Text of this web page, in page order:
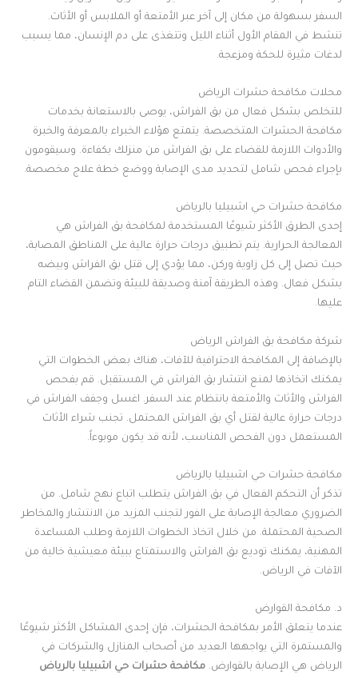
السفر بسهولة من مكان إلى آخر عبر الأمتعة أو الملابس أو الأثاث.
تنشط في المقام الأول أثناء الليل وتتغذى على دم الإنسان، مما يسبب
لدغات مثيرة للحكة ومزعجة.
محلات مكافحة حشرات الرياض
للتخلص بشكل فعال من بق الفراش، يوصى بالاستعانة بخدمات
مكافحة الحشرات المتخصصة. يتمتع هؤلاء الخبراء بالمعرفة والخبرة
والأدوات اللازمة للقضاء على بق الفراش من منزلك بكفاءة. وسيقومون
بإجراء فحص شامل لتحديد مدى الإصابة ووضع خطة علاج مخصصة.
مكافحة حشرات حي اشبيليا بالرياض
إحدى الطرق الأكثر شيوعًا المستخدمة لمكافحة بق الفراش هي
المعالجة الحرارية. يتم تطبيق درجات حرارة عالية على المناطق المصابة،
حيث تصل إلى كل زاوية وركن، مما يؤدي إلى قتل بق الفراش وبيضه
بشكل فعال. وهذه الطريقة آمنة وصديقة للبيئة وتضمن القضاء التام
عليها.
شركة مكافحة بق الفراش الرياض
بالإضافة إلى المكافحة الاحترافية للآفات، هناك بعض الخطوات التي
يمكنك اتخاذها لمنع انتشار بق الفراش في المستقبل. قم بفحص
الفراش والأثاث والأمتعة بانتظام عند السفر. اغسل وجفف الفراش في
درجات حرارة عالية لقتل أي بق الفراش المحتمل. تجنب شراء الأثاث
المستعمل دون الفحص المناسب، لأنه قد يكون موبوءاً.
مكافحة حشرات حي اشبيليا بالرياض
تذكر أن التحكم الفعال في بق الفراش يتطلب اتباع نهج شامل. من
الضروري معالجة الإصابة على الفور لتجنب المزيد من الانتشار والمخاطر
الصحية المحتملة. من خلال اتخاذ الخطوات اللازمة وطلب المساعدة
المهنية، يمكنك توديع بق الفراش والاستمتاع ببيئة معيشية خالية من
الآفات في الرياض.
د. مكافحة القوارض
عندما يتعلق الأمر بمكافحة الحشرات، فإن إحدى المشاكل الأكثر شيوعًا
والمستمرة التي يواجهها العديد من أصحاب المنازل والشركات في
الرياض هي الإصابة بالقوارض. مكافحة حشرات حي اشبيليا بالرياض